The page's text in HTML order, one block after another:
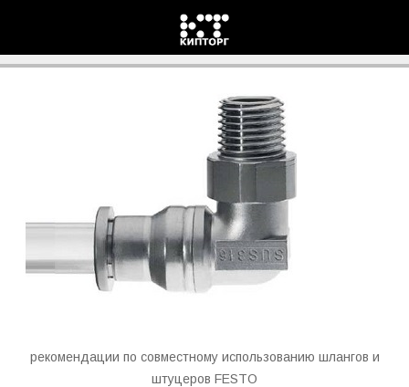
Комбинации шлангов и штуцеров FESTO
рекомендации по совместному использованию шлангов и
штуцеров FESTO